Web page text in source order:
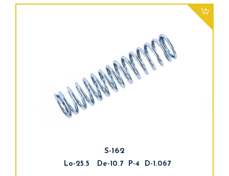
S-162
Lo-25.5 De-10.7 P-4 D-1.067